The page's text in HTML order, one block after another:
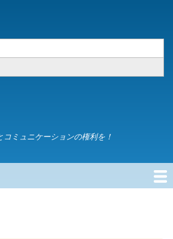
ミュニケーションの権利を！